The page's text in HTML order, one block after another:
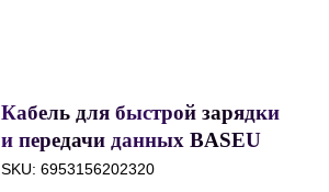
Кабель для быстрой зарядки
и передачи данных BASEUS
Cafule Metal PD100W, Type-C
SKU: 6953156202320